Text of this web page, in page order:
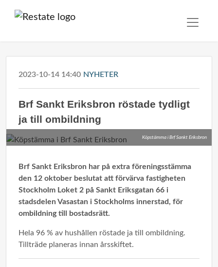
2023-10-14 14:40 NYHETER
Brf Sankt Eriksbron röstade tydligt
ja till ombildning
Köpstämma i Brf Sankt Eriksbron
Brf Sankt Eriksbron har på extra föreningsstämma
den 12 oktober beslutat att förvärva fastigheten
Stockholm Loket 2 på Sankt Eriksgatan 66 i
stadsdelen Vasastan i Stockholms innerstad, för
ombildning till bostadsrätt.
Hela 96 % av hushållen röstade ja till ombildning.
Tillträde planeras innan årsskiftet.